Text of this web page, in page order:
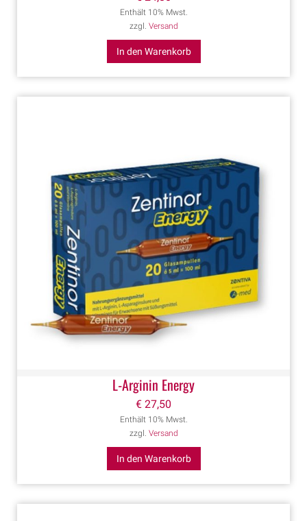
Enthält 10% Mwst.
zzgl. Versand
In den Warenkorb
L-Arginin Energy
€ 27,50
Enthält 10% Mwst.
zzgl. Versand
In den Warenkorb